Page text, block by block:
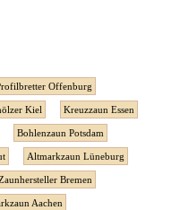
Offenburg
Kiel Kreuzzaun Essen
Bohlenzaun Potsdam
Altmarkzaun Lüneburg
Bremen
Aachen